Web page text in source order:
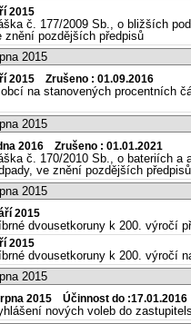
2015
č. 177/2009 Sb., o bližších
pozdějších předpisů
2015
2015 Zrušeno : 01.09.2016
na stanovených procentních
2015
2016 Zrušeno : 01.01.2021
č. 170/2010 Sb., o bateriích a
ve znění pozdějších předpisů
2015
2015
dvousetkoruny k 200. výročí
2015
dvousetkoruny k 200. výročí
2015
2015 Účinnost do :17.01.2016
nových voleb do